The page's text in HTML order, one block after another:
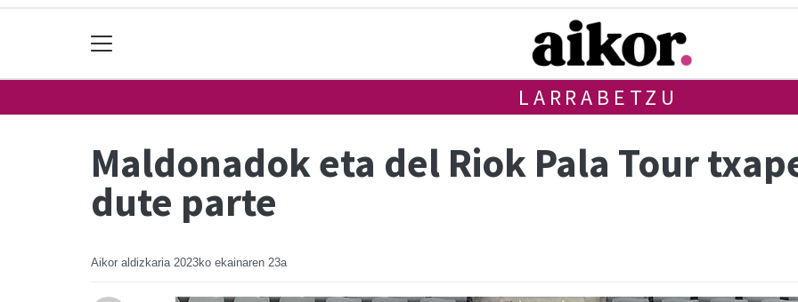
LARRABETZU
Maldonadok eta del Riok Pala Tour
dute parte
Aikor aldizkaria 2023ko ekainaren 23a